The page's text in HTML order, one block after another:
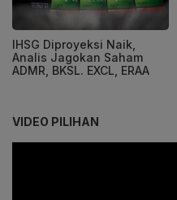
IHSG Diproyeksi Naik,
Analis Jagokan Saham
ADMR, BKSL. EXCL, ERAA
VIDEO PILIHAN